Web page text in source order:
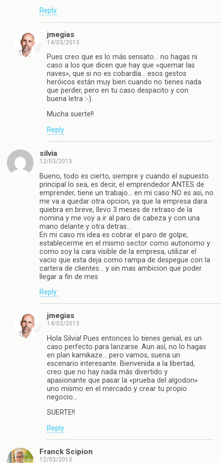
Reply
jmegias
14/03/2013
Pues creo que es lo más sensato… no hagas ni
caso a los que dicen que hay que «quemar las
naves», que si no es cobardía… esos gestos
heróicos están muy bien cuando no tienes nada
que perder, pero en tu caso despacito y con
buena letra :-)
Mucha suerte!!
Reply
silvia
12/03/2013
Bueno, todo es cierto, siempre y cuando el supuesto
principal lo sea, es decir, el emprendedor ANTES de
emprender, tiene un trabajo… en mi caso NO es asi, no
me va a quedar otra opcion, ya que la empresa dara
quiebra en breve, llevo 3 meses de retraso de la
nomina y me voy a ir al paro de cabeza y con una
mano delante y otra detras…
En mi caso mi idea es cobrar el paro de golpe,
establecerme en el mismo sector como autonomo y
como soy la cara visible de la empresa, utilizar el
vacio que esta deja como rampa de despegue con la
cartera de clientes… y sin mas ambicion que poder
llegar a fin de mes
Reply
jmegias
14/03/2013
Hola Silvia! Pues entonces lo tienes genial, es un
caso perfecto para lanzarse. Aun así, no lo hagas
en plan kamikaze… pero vamos, suena un
escenario interesante. Bienvenida a la libertad,
creo que no hay nada más divertido y
apasionante que pasar la «prueba del algodon»
uno mismo en el mercado y crear tu propio
negocio…
SUERTE!!
Reply
Franck Scipion
12/03/2013